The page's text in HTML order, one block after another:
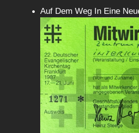
Auf Dem Weg In Eine